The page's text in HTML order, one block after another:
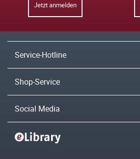
Jetzt anmelden
Service-Hotline
Shop-Service
Social Media